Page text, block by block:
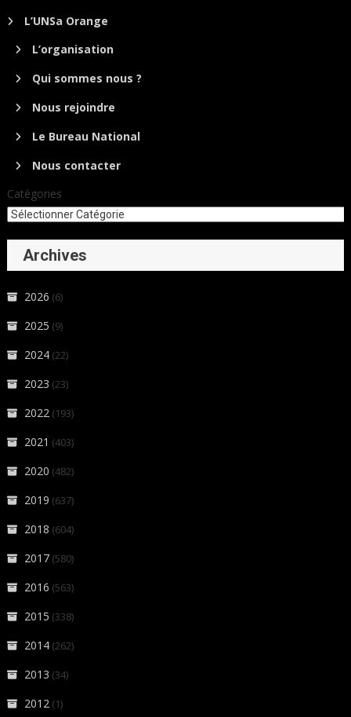
L’UNSa Orange
L’organisation
Qui sommes nous ?
Nous rejoindre
Le Bureau National
Nous contacter
Catégories
Archives
2026 (6)
2025 (9)
2024 (22)
2023 (23)
2022 (193)
2021 (403)
2020 (482)
2019 (637)
2018 (604)
2017 (580)
2016 (563)
2015 (338)
2014 (262)
2013 (34)
2012 (1)